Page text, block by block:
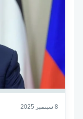
8 سبتمبر 2025